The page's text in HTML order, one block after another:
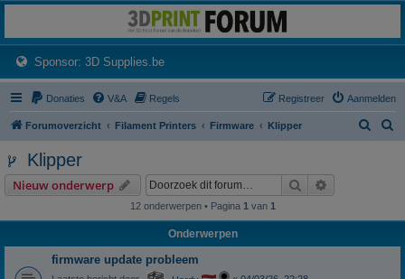
Het 3D print forum van de Benelux na de sluiting van 3dprintforum.nl
Sponsor: 3D Supplies.be(Opens a new tab)
Donaties V&A Regels Aanmelden
Registreer
Forumoverzicht Filament Printers Firmware Klipper
Klipper
Nieuw onderwerp Zoek
12 onderwerpen • Pagina 1 van 1
Onderwerpen
firmware update probleem